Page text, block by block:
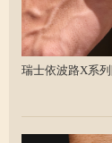
瑞士依波路X系